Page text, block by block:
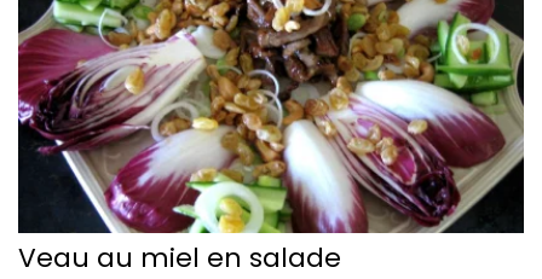
Veau au miel en salade